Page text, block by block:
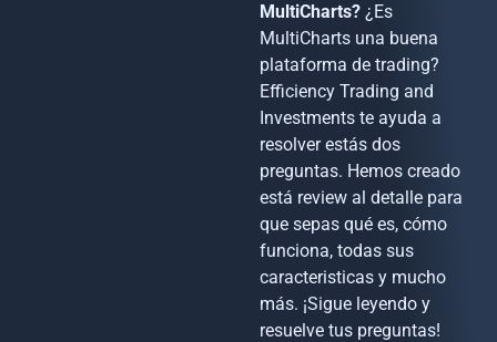
MultiCharts? ¿Es
MultiCharts una buena
plataforma de trading?
Efficiency Trading and
Investments te ayuda a
resolver estás dos
preguntas. Hemos creado
está review al detalle para
que sepas qué es, cómo
funciona, todas sus
caracteristicas y mucho
más. ¡Sigue leyendo y
resuelve tus preguntas!